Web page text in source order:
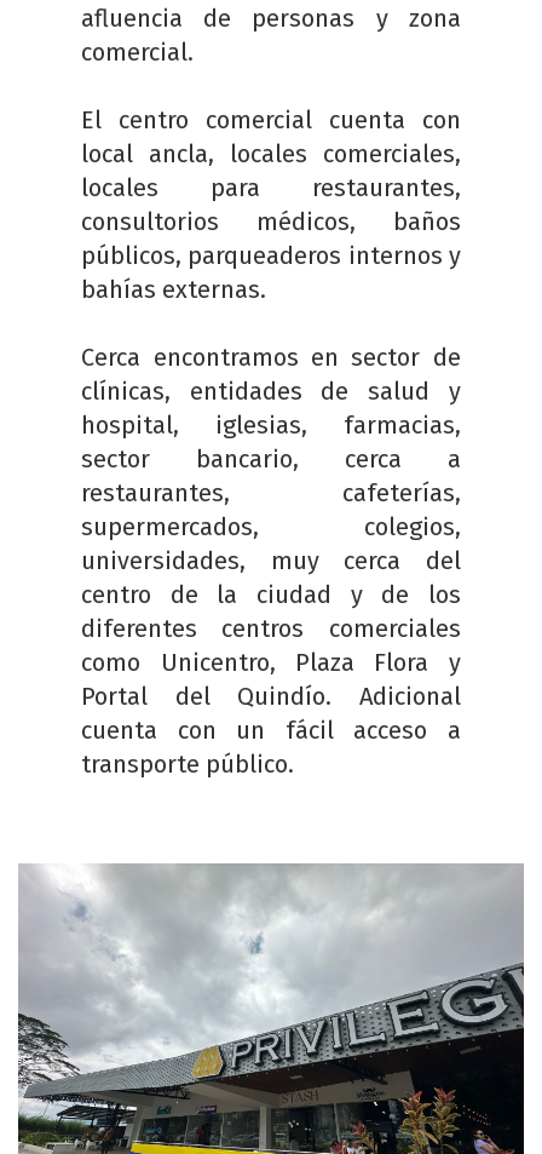
afluencia de personas y zona
comercial.
El centro comercial cuenta con
local ancla, locales comerciales,
locales para restaurantes,
consultorios médicos, baños
públicos, parqueaderos internos y
bahías externas.
Cerca encontramos en sector de
clínicas, entidades de salud y
hospital, iglesias, farmacias,
sector bancario, cerca a
restaurantes, cafeterías,
supermercados, colegios,
universidades, muy cerca del
centro de la ciudad y de los
diferentes centros comerciales
como Unicentro, Plaza Flora y
Portal del Quindío. Adicional
cuenta con un fácil acceso a
transporte público.